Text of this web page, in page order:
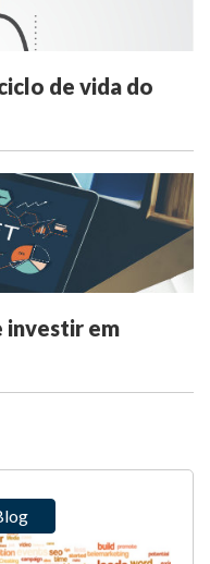
de vida do
investir em